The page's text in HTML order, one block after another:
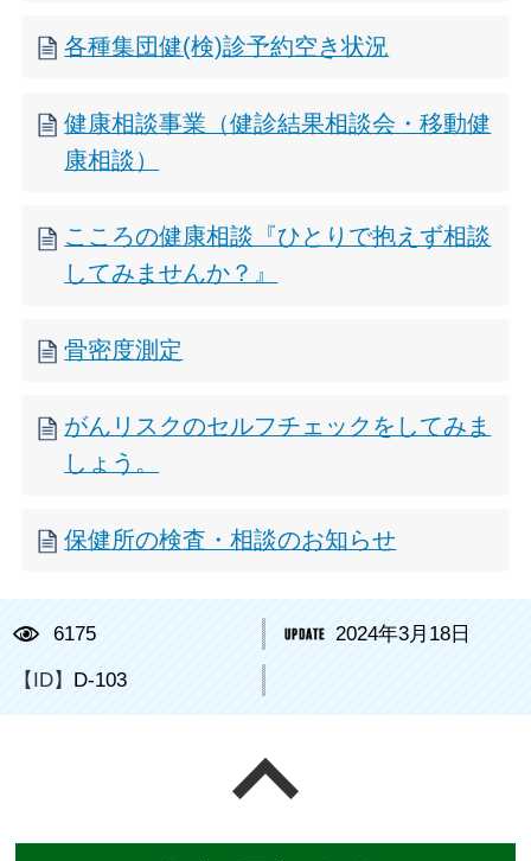
各種集団健(検)診予約空き状況
健康相談事業（健診結果相談会・移動健
康相談）
こころの健康相談『ひとりで抱えず相談
してみませんか？』
骨密度測定
がんリスクのセルフチェックをしてみま
しょう。
保健所の検査・相談のお知らせ
6175 2024年3月18日
【ID】 D-103